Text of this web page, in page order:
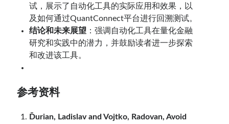
试，展示了自动化工具的实际应用和效果，以
及如何通过QuantConnect平台进行回溯测试。
结论和未来展望 ：强调自动化工具在量化金融
研究和实践中的潜力，并鼓励读者进一步探索
和改进该工具。
参考资料
Ďurian, Ladislav and Vojtko, Radovan, Avoid